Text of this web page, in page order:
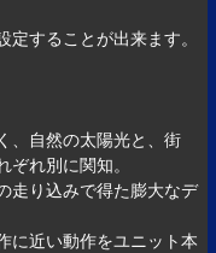
することが出来ます。
、自然の太陽光と、街
れ別に関知。
走り込みで得た膨大なデ
に近い動作をユニット本